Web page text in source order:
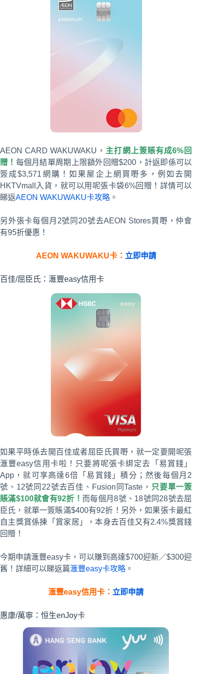
AEON CARD WAKUWAKU， 主打網上簽賬有成6%回
贈！ 每個月結單周期上限額外回贈$200，計返即係可以
簽成$3,571網購！如果屋企上網買嘢多，例如去開
HKTVmall入貨，就可以用呢張卡袋6%回贈！ 詳情可以
睇返AEON WAKUWAKU卡攻略 。
另外張卡每個月2號同20號去AEON Stores買嘢，仲會
有95折優惠！
AEON WAKUWAKU卡： 立即申請
百佳/屈臣氏：滙豐easy信用卡
如果平時係去開百佳或者屈臣氏買嘢，就一定要開呢張
滙豐easy信用卡啦！只要將呢張卡綁定去「易賞錢」
App，就可享高達6倍「易賞錢」積分；然後每個月2
號、12號同22號去百佳、Fusion同Taste， 只要單一簽
賬滿$100就會有92折！ 而每個月8號、18號同28號去屈
臣氏，就單一簽賬滿$400有92折！另外，如果張卡最紅
自主獎賞係揀「賞家居」，本身去百佳又有2.4%獎賞錢
回贈！
今期申請滙豐easy卡，可以賺到高達$700迎新／$300迎
舊！詳細可以睇返篇滙豐easy卡攻略 。
滙豐easy信用卡： 立即申請
惠康/萬寧：恒生enJoy卡